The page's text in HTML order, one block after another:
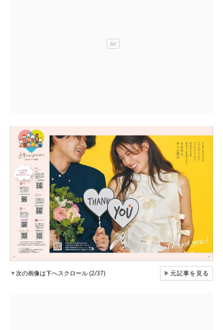
▼次の画像は下へスクロール (2/37) ▶元記事を見る